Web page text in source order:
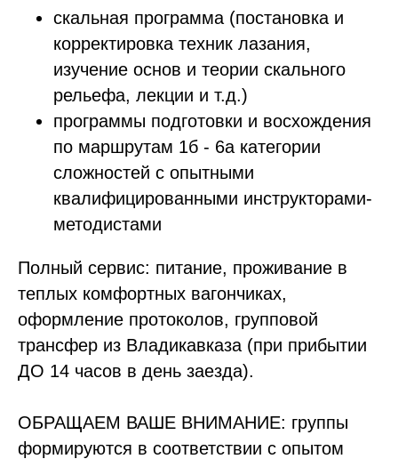
скальная программа (постановка и
корректировка техник лазания,
изучение основ и теории скального
рельефа, лекции и т.д.)
программы подготовки и восхождения
по маршрутам 1б - 6а категории
сложностей с опытными
квалифицированными инструкторами-
методистами
Полный сервис: питание, проживание в
теплых комфортных вагончиках,
оформление протоколов, групповой
трансфер из Владикавказа (при прибытии
ДО 14 часов в день заезда).
ОБРАЩАЕМ ВАШЕ ВНИМАНИЕ: группы
формируются в соответствии с опытом